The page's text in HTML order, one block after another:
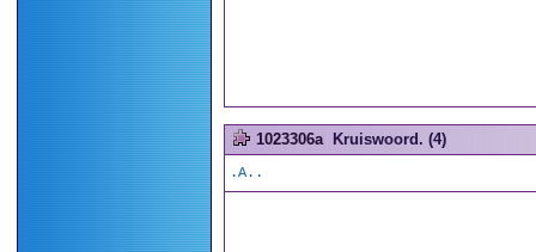
1023306a Kruiswoord. (4)
.A..